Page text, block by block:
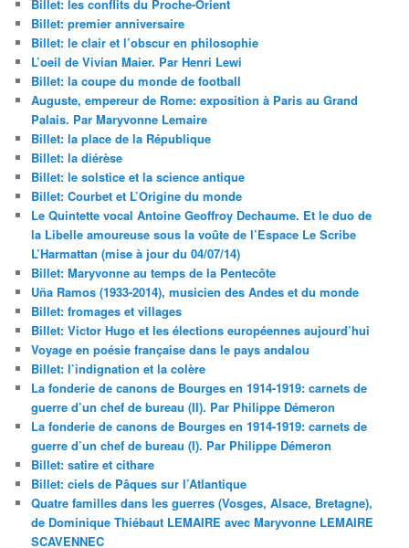
Billet: les conflits du Proche-Orient
Billet: premier anniversaire
Billet: le clair et l’obscur en philosophie
L’oeil de Vivian Maier. Par Henri Lewi
Billet: la coupe du monde de football
Auguste, empereur de Rome: exposition à Paris au Grand
Palais. Par Maryvonne Lemaire
Billet: la place de la République
Billet: la diérèse
Billet: le solstice et la science antique
Billet: Courbet et L’Origine du monde
Le Quintette vocal Antoine Geoffroy Dechaume. Et le duo de
la Libelle amoureuse sous la voûte de l’Espace Le Scribe
L’Harmattan (mise à jour du 04/07/14)
Billet: Maryvonne au temps de la Pentecôte
Uña Ramos (1933-2014), musicien des Andes et du monde
Billet: fromages et villages
Billet: Victor Hugo et les élections européennes aujourd’hui
Voyage en poésie française dans le pays andalou
Billet: l’indignation et la colère
La fonderie de canons de Bourges en 1914-1919: carnets de
guerre d’un chef de bureau (II). Par Philippe Démeron
La fonderie de canons de Bourges en 1914-1919: carnets de
guerre d’un chef de bureau (I). Par Philippe Démeron
Billet: satire et cithare
Billet: ciels de Pâques sur l’Atlantique
Quatre familles dans les guerres (Vosges, Alsace, Bretagne),
de Dominique Thiébaut LEMAIRE avec Maryvonne LEMAIRE
SCAVENNEC